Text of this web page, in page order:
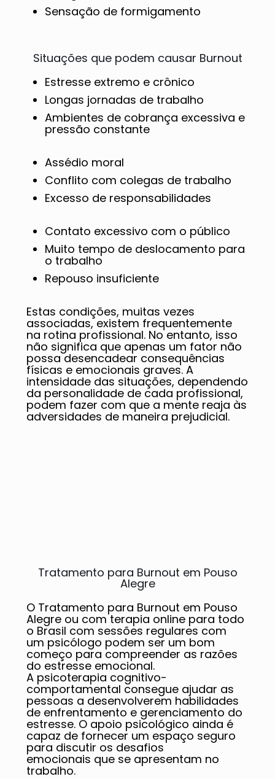
Sensação de formigamento
Situações que podem causar Burnout
Estresse extremo e crônico
Longas jornadas de trabalho
Ambientes de cobrança excessiva e
pressão constante
Assédio moral
Conflito com colegas de trabalho
Excesso de responsabilidades
Contato excessivo com o público
Muito tempo de deslocamento para
o trabalho
Repouso insuficiente
Estas condições, muitas vezes
associadas, existem frequentemente
na rotina profissional. No entanto, isso
não significa que apenas um fator não
possa desencadear consequências
físicas e emocionais graves. A
intensidade das situações, dependendo
da personalidade de cada profissional,
podem fazer com que a mente reaja às
adversidades de maneira prejudicial.
Tratamento para Burnout em Pouso
Alegre
O Tratamento para Burnout em Pouso
Alegre ou com terapia online para todo
o Brasil com sessões regulares com
um psicólogo podem ser um bom
começo para compreender as razões
do estresse emocional.
A psicoterapia cognitivo-
comportamental consegue ajudar as
pessoas a desenvolverem habilidades
de enfrentamento e gerenciamento do
estresse. O apoio psicológico ainda é
capaz de fornecer um espaço seguro
para discutir os desafios
emocionais que se apresentam no
trabalho.